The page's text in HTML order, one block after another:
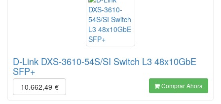
D-Link DXS-3610-54S/SI Switch L3 48x10GbE
SFP+
10.662,49 € Comprar Ahora